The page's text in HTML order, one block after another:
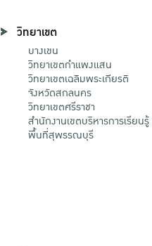
วิทยาเขต
บางเขน
วิทยาเขตกําแพงแสน
วิทยาเขตเฉลิมพระเกียรติ
จังหวัดสกลนคร
วิทยาเขตศรีราชา
สำนักงานเขตบริหารการเรียนรู้
พื้นที่สุพรรณบุรี